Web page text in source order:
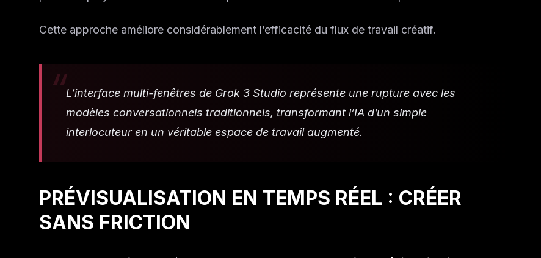
Cette approche améliore considérablement l’efficacité du flux de travail créatif.
L’interface multi-fenêtres de Grok 3 Studio représente une rupture avec les
modèles conversationnels traditionnels, transformant l’IA d’un simple
interlocuteur en un véritable espace de travail augmenté.
PRÉVISUALISATION EN TEMPS RÉEL : CRÉER
SANS FRICTION